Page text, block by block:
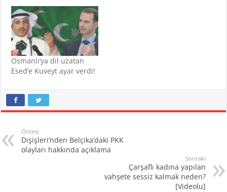
Osmanlı’ya dil uzatan
Esed’e Kuveyt ayar verdi!
Öncesi
Dışişleri’nden Belçika’daki PKK
olayları hakkında açıklama
Sonraki
Çarşaflı kadına yapılan
vahşete sessiz kalmak neden?
[Videolu]